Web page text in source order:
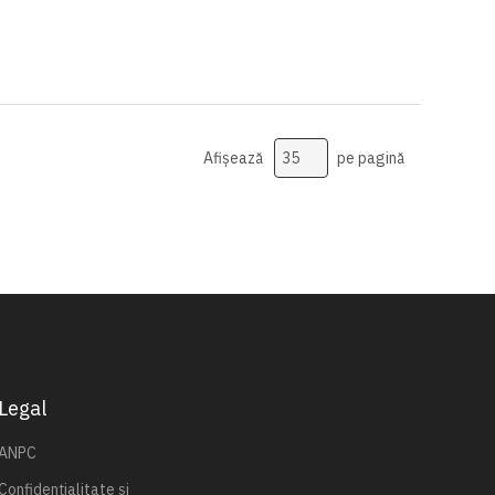
Afișează
pe pagină
Legal
Confidențialitate și